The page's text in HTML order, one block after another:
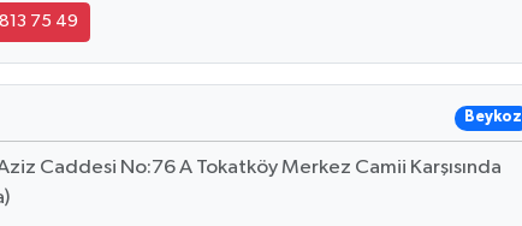
75 49
Beykoz
Caddesi No:76 A Tokatköy Merkez Camii Karşısında